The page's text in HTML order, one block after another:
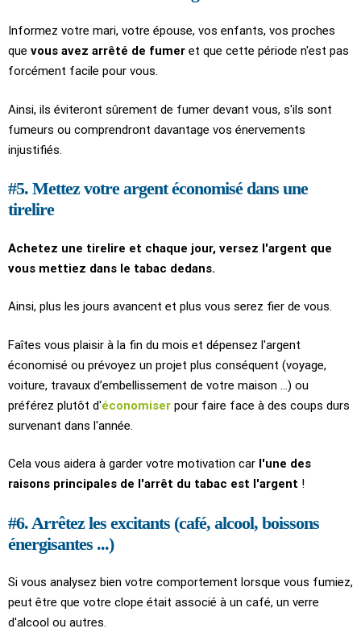
Informez votre mari, votre épouse, vos enfants, vos proches
que vous avez arrêté de fumer et que cette période n'est pas
forcément facile pour vous.
Ainsi, ils éviteront sûrement de fumer devant vous, s'ils sont
fumeurs ou comprendront davantage vos énervements
injustifiés.
#5. Mettez votre argent économisé dans une
tirelire
Achetez une tirelire et chaque jour, versez l'argent que
vous mettiez dans le tabac dedans.
Ainsi, plus les jours avancent et plus vous serez fier de vous.
Faîtes vous plaisir à la fin du mois et dépensez l'argent
économisé ou prévoyez un projet plus conséquent (voyage,
voiture, travaux d’embellissement de votre maison ...) ou
préférez plutôt d'économiser pour faire face à des coups durs
survenant dans l'année.
Cela vous aidera à garder votre motivation car l'une des
raisons principales de l'arrêt du tabac est l'argent !
#6. Arrêtez les excitants (café, alcool, boissons
énergisantes ...)
Si vous analysez bien votre comportement lorsque vous fumiez,
peut être que votre clope était associé à un café, un verre
d'alcool ou autres.